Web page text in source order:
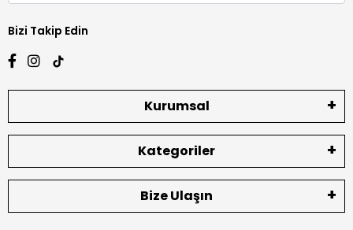
Bizi Takip Edin
Kurumsal
Kategoriler
Bize Ulaşın